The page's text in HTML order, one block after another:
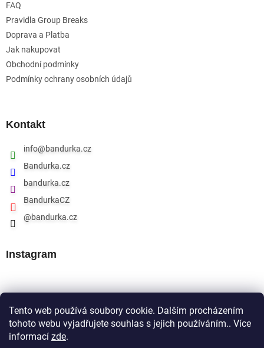
Tento web používá soubory cookie. Dalším procházením
tohoto webu vyjadřujete souhlas s jejich používáním.. Více
informací zde.
FAQ
Pravidla Group Breaks
Doprava a Platba
Jak nakupovat
Obchodní podmínky
Podmínky ochrany osobních údajů
Kontakt
info@bandurka.cz
Bandurka.cz
bandurka.cz
BandurkaCZ
@bandurka.cz
Instagram